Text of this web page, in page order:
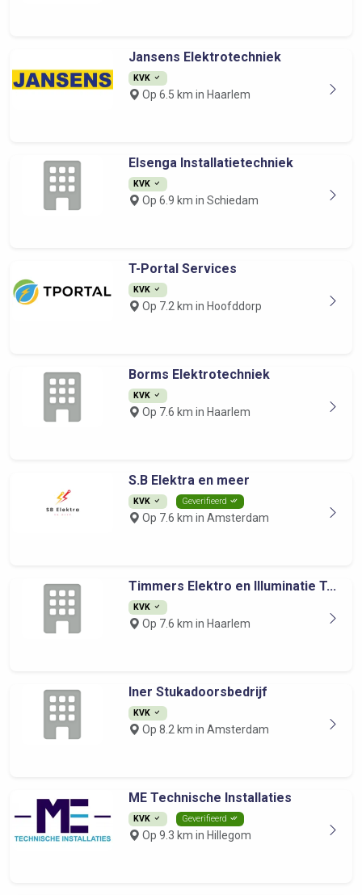
Jansens Elektrotechniek
KVK
Op 6.5 km in Haarlem
Elsenga Installatietechniek
KVK
Op 6.9 km in Schiedam
T-Portal Services
KVK
Op 7.2 km in Hoofddorp
Borms Elektrotechniek
KVK
Op 7.6 km in Haarlem
S.B Elektra en meer
KVK Geverifieerd
Op 7.6 km in Amsterdam
Timmers Elektro en Illuminatie T...
KVK
Op 7.6 km in Haarlem
Iner Stukadoorsbedrijf
KVK
Op 8.2 km in Amsterdam
ME Technische Installaties
KVK Geverifieerd
Op 9.3 km in Hillegom